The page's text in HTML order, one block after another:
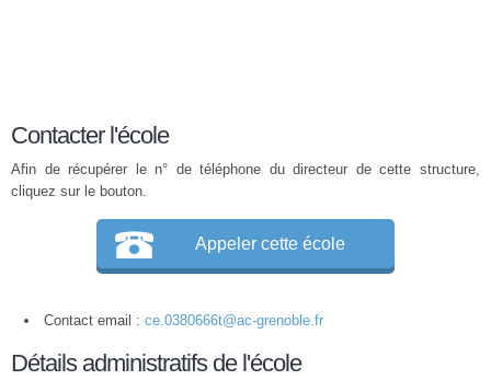
Contacter l'école
Afin de récupérer le n° de téléphone du directeur de cette structure,
cliquez sur le bouton.
Appeler cette école
Contact email : ce.0380666t@ac-grenoble.fr
Détails administratifs de l'école